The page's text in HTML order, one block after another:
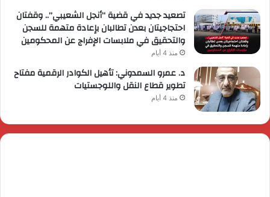
تصعيد جديد في قضية “أنجل الشعيبي”.. وقفتان
احتجاجيتان بعدن تطالبان بإعادة متهمة للسجن
والتحقيق في ملابسات الإفراج عن المحكومين
منذ 4 أيام
د. عمرو السمدوني: تأهيل الكوادر الرقمية مفتاح
تطوير قطاع النقل واللوجستيات
منذ 4 أيام